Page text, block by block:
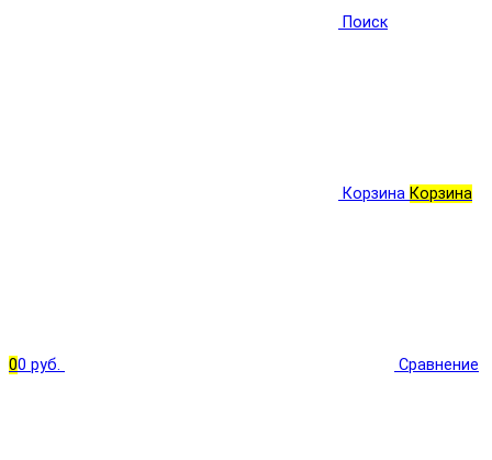
Поиск
Корзина Корзина
00 руб. Сравнение